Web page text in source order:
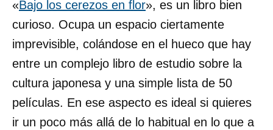
«Bajo los cerezos en flor», es un libro bien
curioso. Ocupa un espacio ciertamente
imprevisible, colándose en el hueco que hay
entre un complejo libro de estudio sobre la
cultura japonesa y una simple lista de 50
películas. En ese aspecto es ideal si quieres
ir un poco más allá de lo habitual en lo que a